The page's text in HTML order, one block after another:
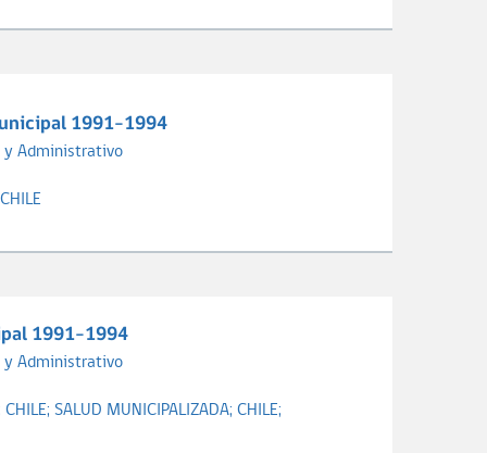
1991-1994
y Administrativo
CHILE
1991-1994
y Administrativo
CHILE; SALUD MUNICIPALIZADA; CHILE;